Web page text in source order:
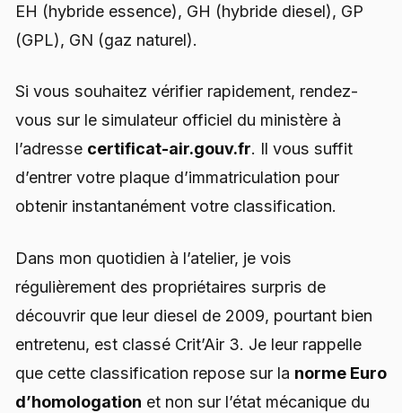
EH (hybride essence), GH (hybride diesel), GP
(GPL), GN (gaz naturel).
Si vous souhaitez vérifier rapidement, rendez-
vous sur le simulateur officiel du ministère à
l’adresse certificat-air.gouv.fr. Il vous suffit
d’entrer votre plaque d’immatriculation pour
obtenir instantanément votre classification.
Dans mon quotidien à l’atelier, je vois
régulièrement des propriétaires surpris de
découvrir que leur diesel de 2009, pourtant bien
entretenu, est classé Crit’Air 3. Je leur rappelle
que cette classification repose sur la norme Euro
d’homologation et non sur l’état mécanique du